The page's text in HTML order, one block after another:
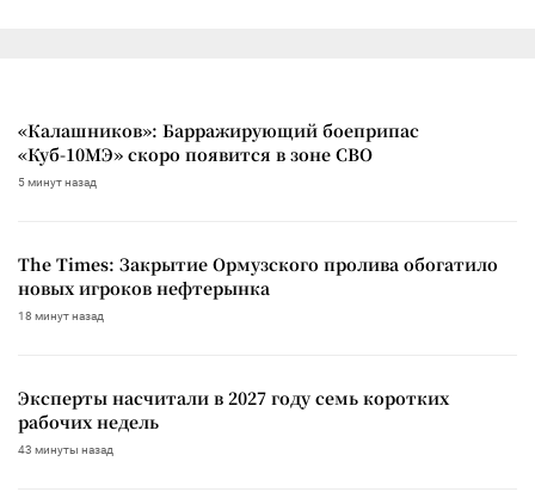
«Калашников»: Барражирующий боеприпас
«Куб-10МЭ» скоро появится в зоне СВО
5 минут назад
The Times: Закрытие Ормузского пролива обогатило
новых игроков нефтерынка
18 минут назад
Эксперты насчитали в 2027 году семь коротких
рабочих недель
43 минуты назад